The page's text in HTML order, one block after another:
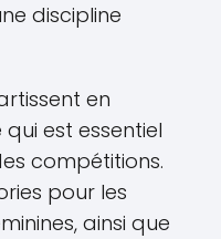
discipline
en
est essentiel
compétitions.
pour les
ainsi que